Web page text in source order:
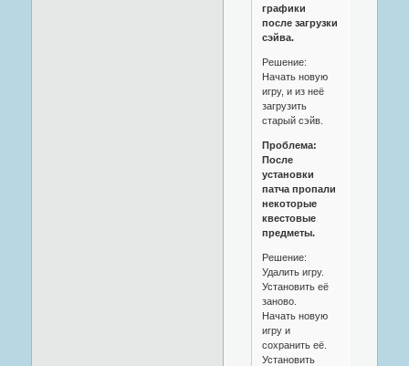
графики
после загрузки
сэйва.
Решение:
Начать новую
игру, и из неё
загрузить
старый сэйв.
Проблема:
После
установки
патча пропали
некоторые
квестовые
предметы.
Решение:
Удалить игру.
Установить её
заново.
Начать новую
игру и
сохранить её.
Установить